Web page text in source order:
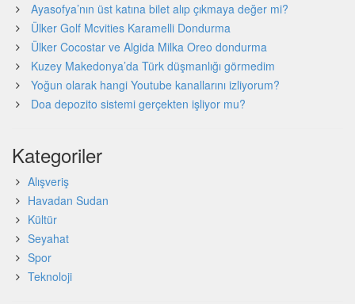
Ayasofya’nın üst katına bilet alıp çıkmaya değer mi?
Ülker Golf Mcvities Karamelli Dondurma
Ülker Cocostar ve Algida Milka Oreo dondurma
Kuzey Makedonya’da Türk düşmanlığı görmedim
Yoğun olarak hangi Youtube kanallarını izliyorum?
Doa depozito sistemi gerçekten işliyor mu?
Kategoriler
Alışveriş
Havadan Sudan
Kültür
Seyahat
Spor
Teknoloji